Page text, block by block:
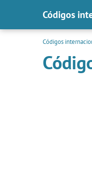
Códigos
Códigos